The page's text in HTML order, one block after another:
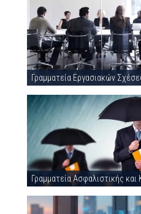
Γραμματεία Εργασιακών
Γραμματεία Ασφαλιστικής και